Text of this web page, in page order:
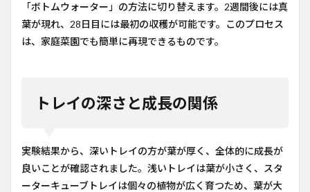
「ボトムウォーター」の方法に切り替えます。2週間後には真
葉が現れ、28日目には最初の収穫が可能です。このプロセス
は、家庭菜園でも簡単に再現できるものです。
トレイの深さと成長の関係
実験結果から、深いトレイの方が葉が厚く、全体的に成長が
良いことが確認されました。浅いトレイは葉が小さく、スタ
ーターキューブトレイは個々の植物が広く育つため、葉が大